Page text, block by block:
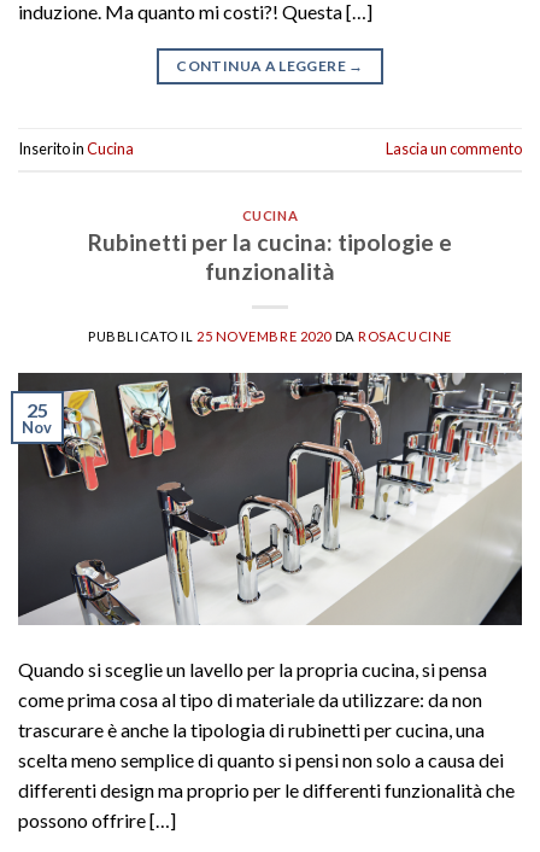
induzione. Ma quanto mi costi?! Questa […]
CONTINUA A LEGGERE →
Inserito inCucina Lascia un commento
CUCINA
Rubinetti per la cucina: tipologie e
funzionalità
PUBBLICATO IL 25 NOVEMBRE 2020DAROSACUCINE
25
Nov
Quando si sceglie un lavello per la propria cucina, si pensa
come prima cosa al tipo di materiale da utilizzare: da non
trascurare è anche la tipologia di rubinetti per cucina, una
scelta meno semplice di quanto si pensi non solo a causa dei
differenti design ma proprio per le differenti funzionalità che
possono offrire […]